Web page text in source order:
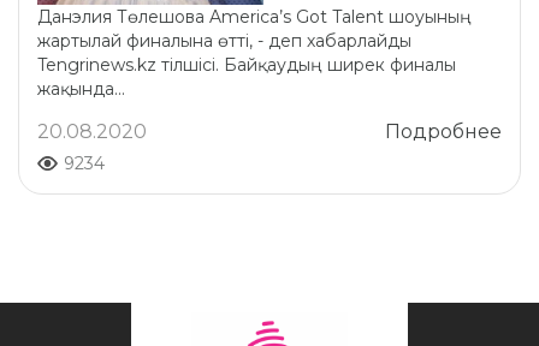
Данэлия Төлешова America’s Got Talent шоуының
жартылай финалына өтті, - деп хабарлайды
Tengrinews.kz тілшісі. Байқаудың ширек финалы
жақында...
Подробнее
20.08.2020
9234